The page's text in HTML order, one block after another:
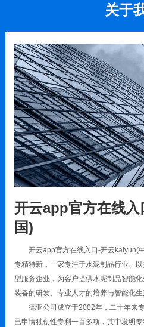
关于
开云app官方在线
国)
开云app官方在线入口-开云kaiyun(
专精特新，一家专注于水泥制品行业、
型服务企业，为客户提供水泥制品智能
装备的研发、专业人才的培养与智能化生
德亚公司成立于2002年，二十年来
已申请独创性专利一百多项，其中发明